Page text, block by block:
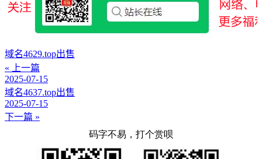
域名4629.top出售
« 上一篇
2025-07-15
域名4637.top出售
2025-07-15
下一篇 »